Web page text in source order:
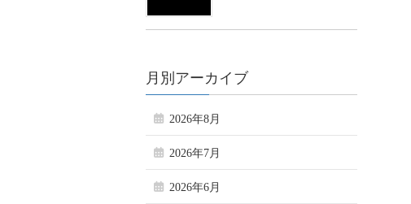
月別アーカイブ
2026年8月
2026年7月
2026年6月